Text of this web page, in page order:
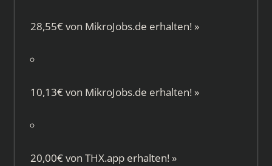
28,55€ von MikroJobs.de erhalten! »
10,13€ von MikroJobs.de erhalten! »
20,00€ von THX.apperhalten! »